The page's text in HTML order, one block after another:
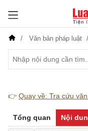
Văn bản pháp luật
👉 Quay về: Tra cứu
Tổng quan Nội